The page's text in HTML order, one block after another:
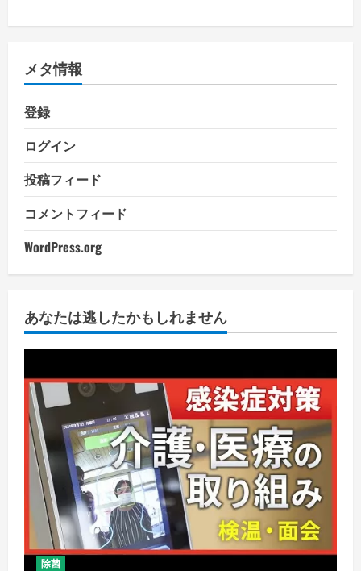
メタ情報
登録
ログイン
投稿フィード
コメントフィード
WordPress.org
あなたは逃したかもしれません
除菌